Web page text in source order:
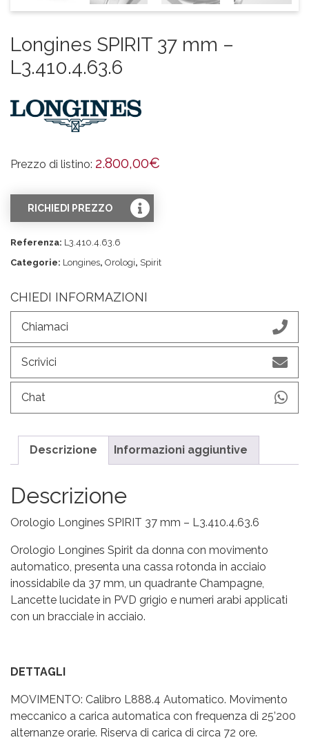
Longines SPIRIT 37 mm –
L3.410.4.63.6
Prezzo di listino: 2.800,00€
RICHIEDI PREZZO
Referenza: L3.410.4.63.6
Categorie: Longines, Orologi, Spirit
CHIEDI INFORMAZIONI
Chiamaci
Scrivici
Chat
Descrizione Informazioni aggiuntive
Descrizione
Orologio Longines SPIRIT 37 mm – L3.410.4.63.6
Orologio Longines Spirit da donna con movimento
automatico, presenta una cassa rotonda in acciaio
inossidabile da 37 mm, un quadrante Champagne,
Lancette lucidate in PVD grigio e numeri arabi applicati
con un bracciale in acciaio.
DETTAGLI
MOVIMENTO: Calibro L888.4 Automatico. Movimento
meccanico a carica automatica con frequenza di 25’200
alternanze orarie. Riserva di carica di circa 72 ore.